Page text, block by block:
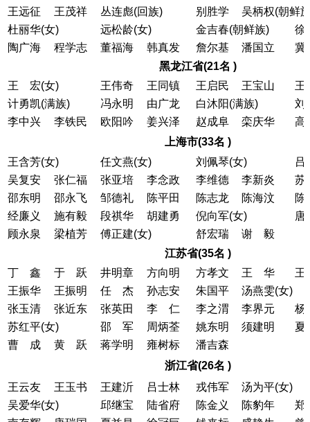
王远征
王茂祥 丛连彪(回族) 别胜学
吴柄权(朝鲜
杜丽华(女)
远松龄(女) 金吉春(朝鲜族)
徐
陶广海
程学志 董福海 韩真发 詹尔基 潘国立
黑龙江省(21名 )
王 宏(女)
王伟奇 王同镇 王启民 王宝山
王
计勇凯(满族)
冯永明 由广龙 白沐阳(满族)
刘
李中兴
李铁民 欧阳吟 姜兴泽 赵成阜 栾庆华
高
上海市(33名 )
王含芳(女)
任文燕(女) 刘佩琴(女)
吕
吴复安
张仁福 张亚培 李念政 李维德 李新炎
邵东明
邵永飞 邹德礼 陈平田 陈志龙 陈海汶
陈
经廉义
施有毅 段祺华 胡建勇 倪向军(女)
顾永泉
梁植芳 傅正建(女) 舒宏瑞
谢 毅
江苏省(35名 )
丁 鑫
于 跃 井明章 方向明 方孝文 王 华
王
王振华
王振明 任 杰 孙志安 朱国平
汤燕雯(女)
张玉清
张近东 张英田 李 仁 李之渭 李界元
苏红平(女)
邵 军 周炳荃 姚东明 须建明
夏
曹 成
黄 跃 蒋学明 雍树标
潘吉森
浙江省(26名 )
王云友
王玉书 王建沂 吕士林 戎伟军
汤为平(女)
吴爱华(女)
邱继宝 陆省府 陈金义 陈豹年
郑